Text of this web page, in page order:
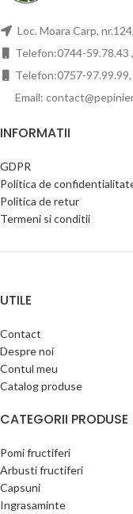
Loc. Moara Carp,
Telefon:0744-59.78.43
Telefon:0757-
Email:
INFORMATII
GDPR
Politica de
Politica de retur
Termeni si conditii
UTILE
Contact
Despre noi
Contul meu
Catalog produse
CATEGORII PRODUSE
Pomi fructiferi
Arbusti fructiferi
Capsuni
Ingrasaminte